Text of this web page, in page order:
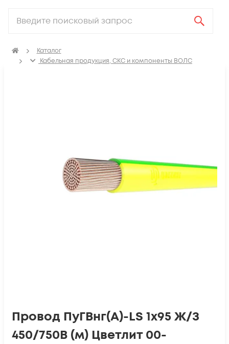
Каталог
Кабельная продукция, СКС и компоненты ВОЛС
Провод ПуГВнг(А)-LS 1х95 Ж/З
450/750В (м) Цветлит 00-